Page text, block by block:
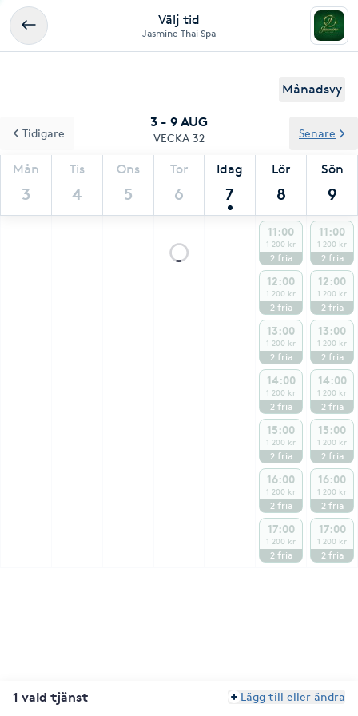
Välj tid
Jasmine Thai Spa
Månadsvy
3 - 9 AUG
VECKA 32
Mån
3
Tis
4
Ons
5
Tor
6
Idag
7
Lör
8
Sön
9
Tidigare Senare
11:00
1 200 kr
2 fria
12:00
1 200 kr
2 fria
13:00
1 200 kr
2 fria
14:00
1 200 kr
2 fria
15:00
1 200 kr
2 fria
16:00
1 200 kr
2 fria
17:00
1 200 kr
2 fria
11:00
1 200 kr
2 fria
12:00
1 200 kr
2 fria
13:00
1 200 kr
2 fria
14:00
1 200 kr
2 fria
15:00
1 200 kr
2 fria
16:00
1 200 kr
2 fria
17:00
1 200 kr
2 fria
1 vald tjänst Lägg till eller ändra